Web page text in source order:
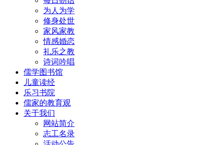
为人为学
修身处世
家风家教
情感婚恋
礼乐之教
诗词吟唱
儒学图书馆
儿童读经
乐习书院
儒家的教育观
关于我们
网站简介
志工名录